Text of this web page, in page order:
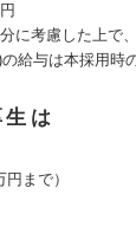
に考慮した上で、
給与は本採用時
は
まで）